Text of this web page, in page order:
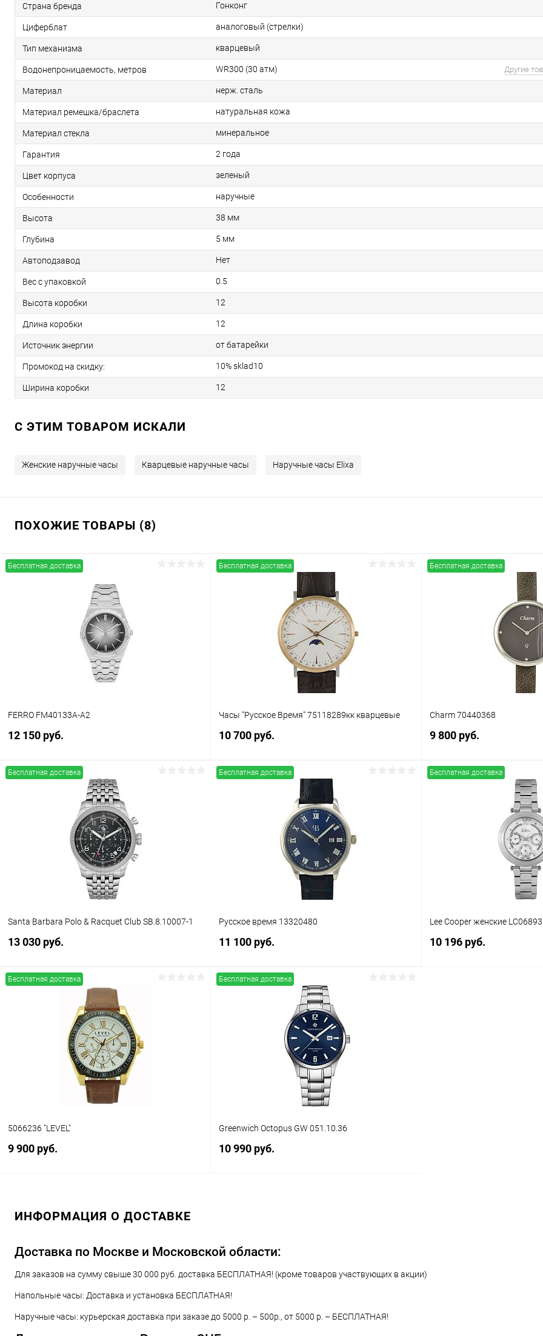
Страна бренда Гонконг
Циферблат аналоговый (стрелки)
Тип механизма кварцевый
Водонепроницаемость, метров WR300 (30 атм) Другие
Материал нерж. сталь
Материал ремешка/браслета натуральная кожа
Материал стекла минеральное
Гарантия 2 года
Цвет корпуса зеленый
Особенности наручные
Высота 38 мм
Глубина 5 мм
Автоподзавод Нет
Вес с упаковкой 0.5
Высота коробки 12
Длина коробки 12
Источник энергии от батарейки
Промокод на скидку: 10% sklad10
Ширина коробки 12
C ЭТИМ ТОВАРОМ ИСКАЛИ
Женские наручные часы Кварцевые наручные часы Наручные часы Elixa
ПОХОЖИЕ ТОВАРЫ (8)
Бесплатная доставка
FERRO FM40133A-A2
12 150 руб.
В корзину
Сравнение
В наличии
Бесплатная доставка
Часы "Русское Время" 75118289кк кварцевые
10 700 руб.
В корзину
Сравнение
В наличии
Бесплатная доставка
Charm 70440368
9 800 руб.
В
Бесплатная доставка
Santa Barbara Polo & Racquet Club SB.8.10007-1
13 030 руб.
В корзину
Купить в 1 клик Сравнение
В наличии
Бесплатная доставка
Русское время 13320480
11 100 руб.
В корзину
Сравнение
В наличии
Бесплатная доставка
Lee Cooper женские
10 196 руб.
Бесплатная доставка
5066236 "LEVEL"
9 900 руб.
В избранное В наличии
Бесплатная доставка
Greenwich Octopus GW 051.10.36
10 990 руб.
В избранное
ИНФОРМАЦИЯ О ДОСТАВКЕ
Доставка по Москве и Московской области:
Для заказов на сумму свыше 30 000 руб. доставка БЕСПЛАТНАЯ! (кроме товаров участвующих в акции)
Напольные часы: Доставка и установка БЕСПЛАТНАЯ!
Наручные часы: курьерская доставка при заказе до 5000 р. – 500р., от 5000 р. – БЕСПЛАТНАЯ!